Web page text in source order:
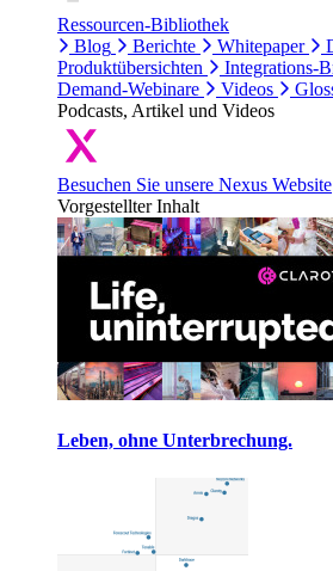
Ressourcen-Bibliothek
Blog
Berichte Whitepaper
Produktübersichten
Integrations-
Demand-Webinare
Videos
Podcasts, Artikel und Videos
Besuchen Sie unsere Nexus Website
Vorgestellter Inhalt
Leben, ohne Unterbrechung.